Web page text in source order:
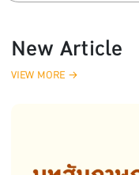
New Article
VIEW MORE →